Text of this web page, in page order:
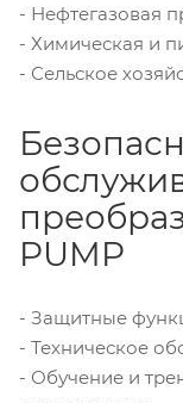
- Нефтегазовая
- Химическая и
- Сельское
PUMP
- Защитные
- Техническое
- Обучение и